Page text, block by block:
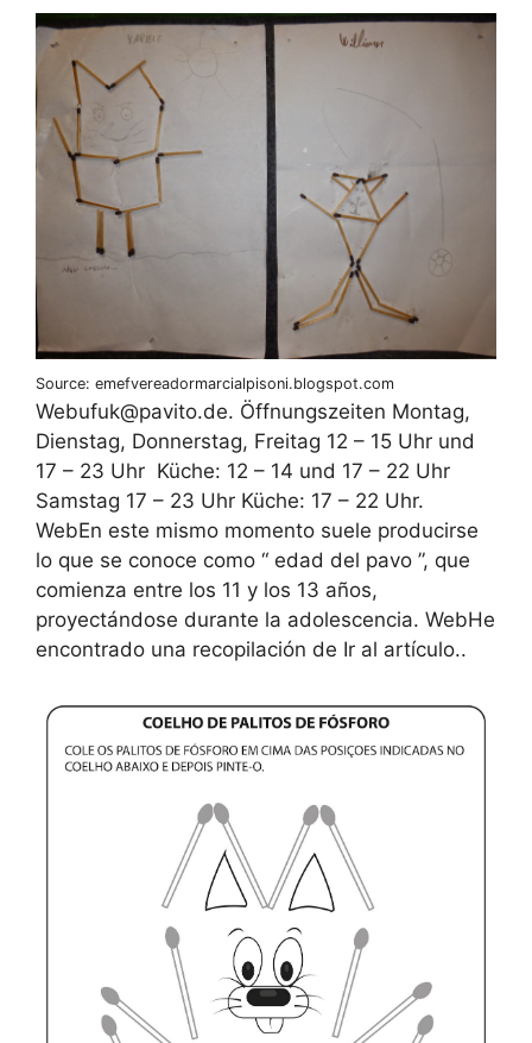
Source: emefvereadormarcialpisoni.blogspot.com
Web‍ufuk@pavito.de. Öffnungszeiten Montag,
Dienstag, Donnerstag, Freitag 12 – 15 Uhr und
17 – 23 Uhr ‍ Küche: 12 – 14 und 17 – 22 Uhr ‍
‍Samstag 17 – 23 Uhr Küche: 17 – 22 Uhr.
WebEn este mismo momento suele producirse
lo que se conoce como “ edad del pavo ”, que
comienza entre los 11 y los 13 años,
proyectándose durante la adolescencia. WebHe
encontrado una recopilación de Ir al artículo..